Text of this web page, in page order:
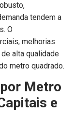
tendem a
O
melhorias
alta qualidade
metro quadrado.
Metro
e